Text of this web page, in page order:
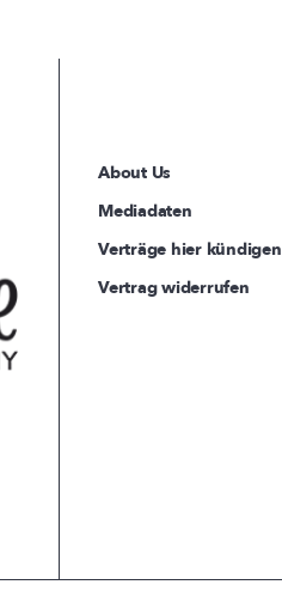
About Us
Mediadaten
Verträge hier kündigen
Vertrag widerrufen